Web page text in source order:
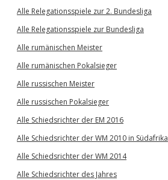
Alle Relegationsspiele zur 2. Bundesliga
Alle Relegationsspiele zur Bundesliga
Alle rumänischen Meister
Alle rumänischen Pokalsieger
Alle russischen Meister
Alle russischen Pokalsieger
Alle Schiedsrichter der EM 2016
Alle Schiedsrichter der WM 2010 in Südafrika
Alle Schiedsrichter der WM 2014
Alle Schiedsrichter des Jahres